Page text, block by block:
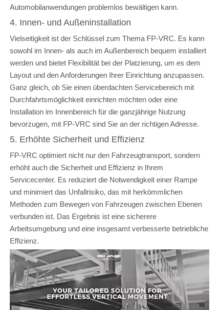
Automobilanwendungen problemlos bewältigen kann.
4. Innen- und Außeninstallation
Vielseitigkeit ist der Schlüssel zum Thema FP-VRC. Es kann
sowohl im Innen- als auch im Außenbereich bequem installiert
werden und bietet Flexibilität bei der Platzierung, um es dem
Layout und den Anforderungen Ihrer Einrichtung anzupassen.
Ganz gleich, ob Sie einen überdachten Servicebereich mit
Durchfahrtsmöglichkeit einrichten möchten oder eine
Installation im Innenbereich für die ganzjährige Nutzung
bevorzugen, mit FP-VRC sind Sie an der richtigen Adresse.
5. Erhöhte Sicherheit und Effizienz
FP-VRC optimiert nicht nur den Fahrzeugtransport, sondern
erhöht auch die Sicherheit und Effizienz in Ihrem
Servicecenter. Es reduziert die Notwendigkeit einer Rampe
und minimiert das Unfallrisiko, das mit herkömmlichen
Methoden zum Bewegen von Fahrzeugen zwischen Ebenen
verbunden ist. Das Ergebnis ist eine sicherere
Arbeitsumgebung und eine insgesamt verbesserte betriebliche
Effizienz.